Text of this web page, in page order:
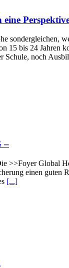
sondergleichen,
15 bis 24 Jahren
Schule, noch
–
>>Foyer Global
einen guten
[...]